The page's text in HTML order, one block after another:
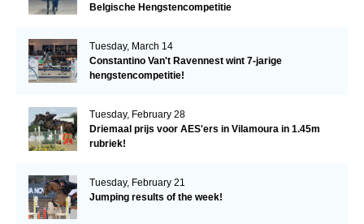
Belgische Hengstencompetitie
Tuesday, March 14
Constantino Van't Ravennest wint 7-jarige
hengstencompetitie!
Tuesday, February 28
Driemaal prijs voor AES'ers in Vilamoura in 1.45m
rubriek!
Tuesday, February 21
Jumping results of the week!